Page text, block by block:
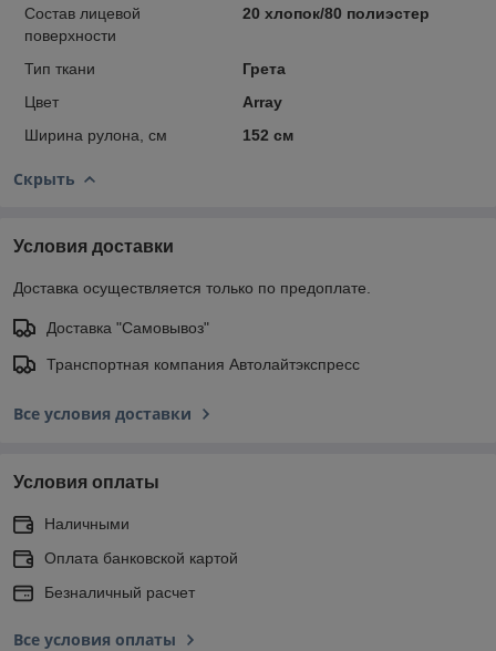
Состав лицевой
поверхности
20 хлопок/80 полиэстер
Тип ткани
Грета
Цвет
Array
Ширина рулона, см
152 см
Скрыть
Условия доставки
Доставка осуществляется только по предоплате.
Доставка "Самовывоз"
Транспортная компания Автолайтэкспресс
Все условия доставки
Условия оплаты
Наличными
Оплата банковской картой
Безналичный расчет
Все условия оплаты